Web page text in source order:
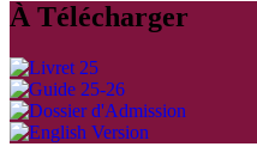
À Télécharger